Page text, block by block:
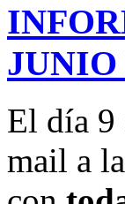
JUNIO
El día 9
mail a